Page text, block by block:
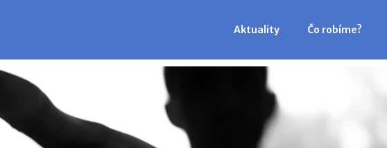
Aktuality Čo robíme?